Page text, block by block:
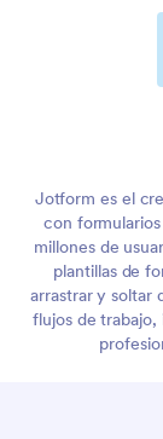
Jotform es el
con
millones de
plantillas de
arrastrar y soltar
flujos de trabajo,